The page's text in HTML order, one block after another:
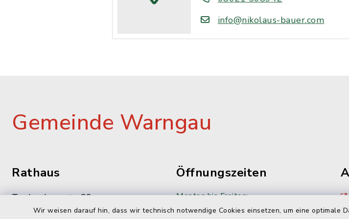
Wir weisen darauf hin, dass wir technisch notwendige Cookies einsetzen, um eine
info@nikolaus-bauer.com
Gemeinde Warngau
Rathaus
Taubenbergstr. 33
83627 Oberwarngau
Öffnungszeiten
Montag bis Freitag:
08:00-12:00 Uhr